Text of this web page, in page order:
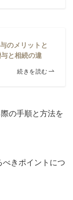
のメリットと
と相続の違
続きを読む
の手順と方法を
きポイントにつ